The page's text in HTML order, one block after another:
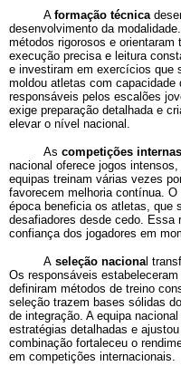
A formação técnica
desenvolvimento da
métodos rigorosos e
execução precisa e leitura
e investiram em exercícios que
moldou atletas com capacidade
responsáveis pelos escalões
exige preparação detalhada e
elevar o nível nacional.
As competições internas
nacional oferece jogos
equipas treinam várias vezes
favorecem melhoria contínua.
época beneficia os atletas, que
desafiadores desde cedo. Essa
confiança dos jogadores em
Aseleção nacional
Os responsáveis
definiram métodos de treino
seleção trazem bases sólidas
de integração. A equipa
estratégias detalhadas e
combinação fortaleceu o
em competições internacionais.